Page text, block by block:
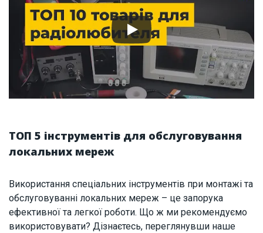
ТОП 5 інструментів для обслуговування
локальних мереж
Використання спеціальних інструментів при монтажі та
обслуговуванні локальних мереж – це запорука
ефективної та легкої роботи. Що ж ми рекомендуємо
використовувати? Дізнаєтесь, переглянувши наше